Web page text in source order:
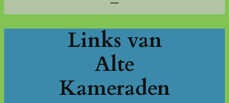
Links van
Alte
Kameraden